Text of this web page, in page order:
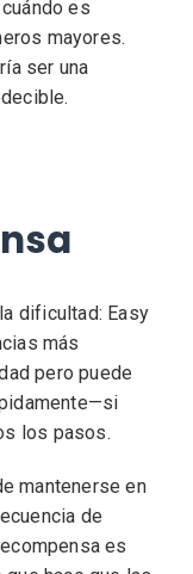
es
mayores.
ser una
dificultad: Easy
más
pero puede
los pasos.
mantenerse en
de
es